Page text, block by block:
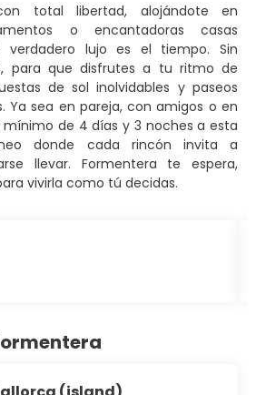
total libertad, alojándote en
o encantadoras casas
verdadero lujo es el tiempo. Sin
para que disfrutes a tu ritmo de
de sol inolvidables y paseos
Ya sea en pareja, con amigos o en
de 4 días y 3 noches a esta
donde cada rincón invita a
llevar. Formentera te espera,
vivirla como tú decidas.